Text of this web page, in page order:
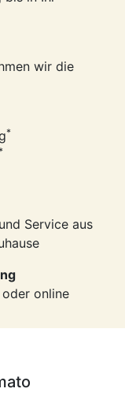
wir die
*
Service aus
online